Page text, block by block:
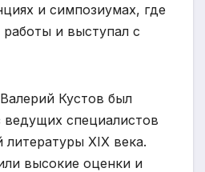
и симпозиумах, где
работы и выступал с
Кустов был
специалистов
литературы XIX века.
высокие оценки и